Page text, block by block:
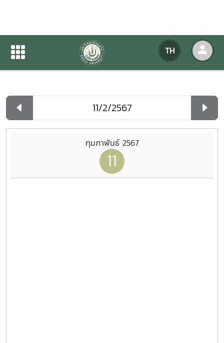
TH
ปฏิทินกิจกรรมของหน่วยงาน
ปฏิทินกิจกรรมของหน่วยงาน
กุมภาพันธ์ 2567
11